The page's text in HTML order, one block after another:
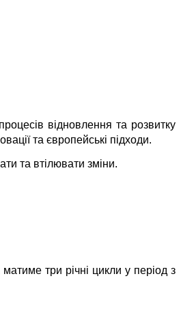
відновлення та розвитку
та європейські підходи.
та втілювати зміни.
три річні цикли у період з